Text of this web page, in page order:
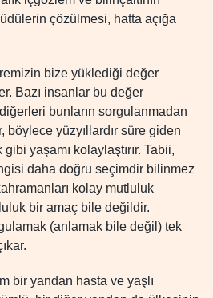
çözülmesi, hatta açığa
bize yüklediği değer
Bazı insanlar bu değer
bunların sorgulanmadan
böylece yüzyıllardır süre giden
yaşamı kolaylaştırır. Tabii,
daha doğru seçimdir bilinmez
kolay mutluluk
bir amaç bile değildir.
(anlamak bile değil) tek
bir yandan hasta ve yaşlı